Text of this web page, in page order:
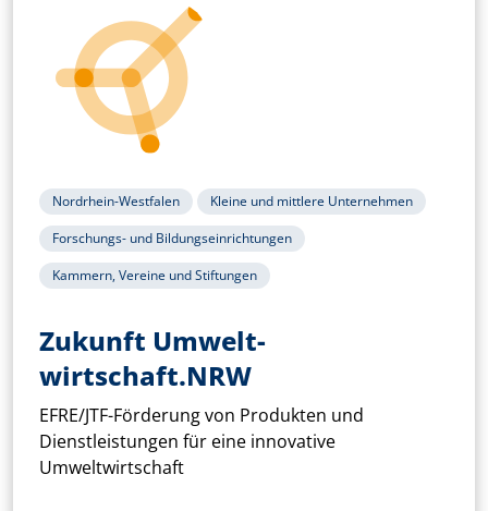
Nordrhein-Westfalen
Kleine und mittlere Unternehmen
Forschungs- und Bildungseinrichtungen
Kammern, Vereine und Stiftungen
Zukunft Umwelt­
wirtschaft.NRW
EFRE/JTF-Förderung von Produkten und
Dienstleistungen für eine innovative
Umweltwirtschaft